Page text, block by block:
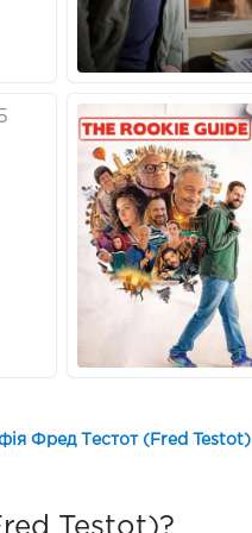
Фред Тестот (Fred Testot)
Testot)?